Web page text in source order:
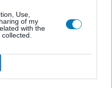
Use,
of my
with the